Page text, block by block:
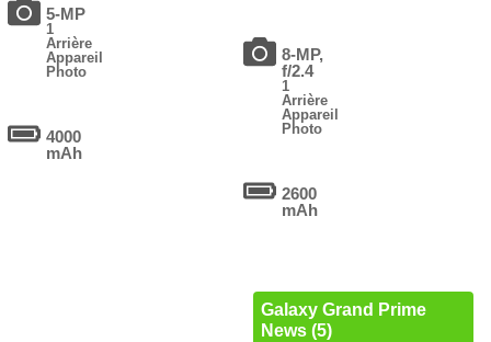
5-MP
1
Arrière
Appareil
Photo
4000
mAh
8-MP,
f/2.4
1
Arrière
Appareil
Photo
2600
mAh
Galaxy Grand Prime
News (5)